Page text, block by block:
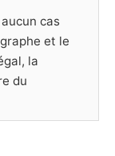
cas
et le
la
du